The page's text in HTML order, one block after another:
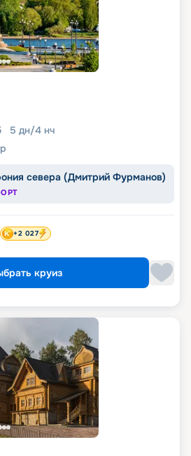
5 дн/4 нч
севера (Дмитрий Фурманов)
+2 027
круиз